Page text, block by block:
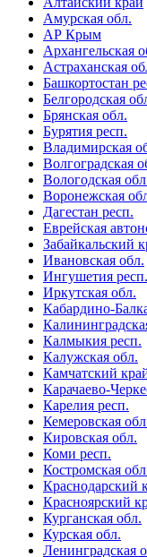
Амурская обл.
АР Крым
Архангельская
Астраханская
Башкортостан
Белгородская
Брянская обл.
Бурятия респ.
Владимирская
Волгоградская
Вологодская
Воронежская
Дагестан респ.
Еврейская
Забайкальский
Ивановская обл.
Ингушетия респ.
Иркутская обл.
Кабардино-
Калмыкия респ.
Калужская обл.
Камчатский
Карачаево-
Карелия респ.
Кемеровская
Кировская обл.
Коми респ.
Костромская
Краснодарский
Красноярский
Курганская обл.
Курская обл.
Ленинградская